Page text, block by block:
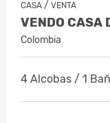
CASA / VENTA
VENDO CASA
Colombia
4 Alcobas / 1